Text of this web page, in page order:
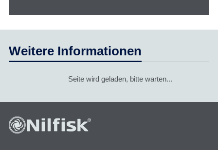
Weitere Informationen
Seite wird geladen, bitte warten...